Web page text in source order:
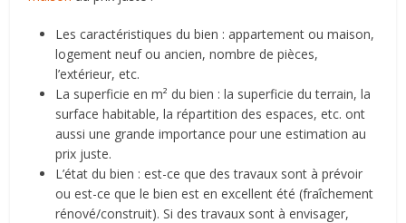
Les caractéristiques du bien : appartement ou maison,
logement neuf ou ancien, nombre de pièces,
l’extérieur, etc.
La superficie en m² du bien : la superficie du terrain, la
surface habitable, la répartition des espaces, etc. ont
aussi une grande importance pour une estimation au
prix juste.
L’état du bien : est-ce que des travaux sont à prévoir
ou est-ce que le bien est en excellent été (fraîchement
rénové/construit). Si des travaux sont à envisager,